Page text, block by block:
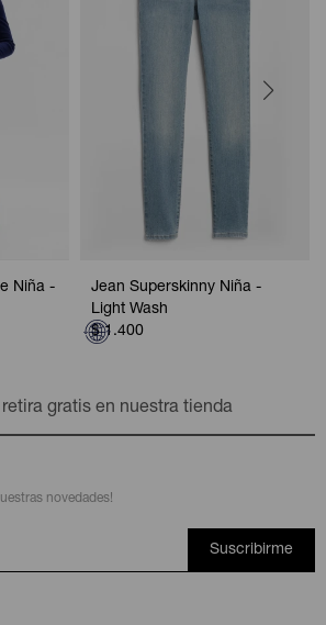
Niña -
Jean Superskinny Niña -
Light Wash
$ 1.400
gratis en nuestra tienda
novedades!
Suscribirme